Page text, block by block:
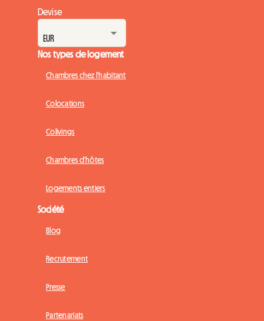
Devise
Nos types de logement
Chambres chez l'habitant
Colocations
Colivings
Chambres d'hôtes
Logements entiers
Société
Blog
Recrutement
Presse
Partenariats